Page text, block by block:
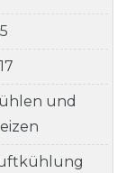
und